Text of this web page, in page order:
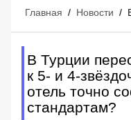
Главная / Новости /
В Турции
к 5- и 4-
отель точно
стандартам?